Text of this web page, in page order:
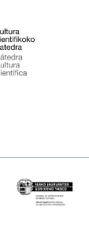
Eusko
Jaurlaritza